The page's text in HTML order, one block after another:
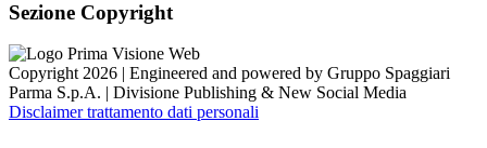
Sezione Copyright
Copyright 2026 | Engineered and powered by Gruppo Spaggiari
Parma S.p.A. | Divisione Publishing & New Social Media
Disclaimer trattamento dati personali